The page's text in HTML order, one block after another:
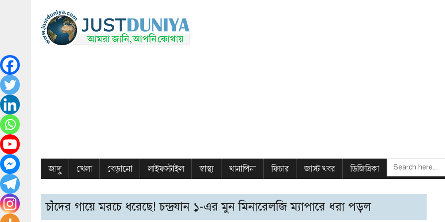
জাদু খেলা বেড়ানো লাইফস্টাইল স্বাস্থ্য খানাপিনা ফিচার জাস্ট খবর ডিজিত্রিকা
SEARCH
FOR:
চাঁদের গায়ে মরচে ধরেছে! চন্দ্রযান ১-এর মুন মিনারেলজি ম্যাপারে ধরা পড়ল